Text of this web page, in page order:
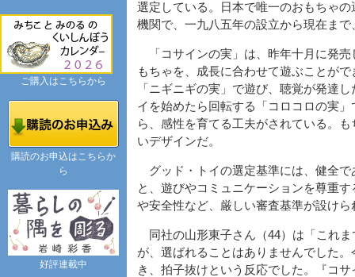
選定している。日本で唯一のおもちゃの
機関で、一九八五年の設立から現在ま
「コサインの実」は、昨年十月に発売
もちゃを、成長に合わせて遊ぶことが
「ニギニギの実」で遊び、聴覚が発達
イを始めたら回転する「コロコロの実
ら、感性を育てる工夫がされている。
いデザインだ。
グッド・トイの選定基準には、健全で
と、遊びやコミュニケーションを尊重
や安全性など、厳しい審査基準が設けら
同社の山形東子さん（44）は「これ
が、選ばれることはありませんでした
き、拍子抜けという反応でした。『コ
ご購入はこちらから
購読のお申込はこちらか
ら
好評連載中